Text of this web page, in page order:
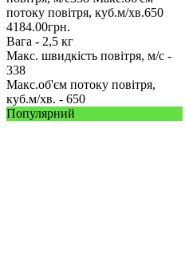
потоку повітря, куб.м/хв.650
4184.00грн.
Вага - 2,5 кг
Макс. швидкість повітря, м/с -
338
Макс.об'єм потоку повітря,
куб.м/хв. - 650
Популярний